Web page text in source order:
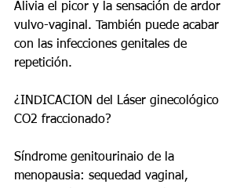
Alivia el picor y la sensación de ardor
vulvo-vaginal. También puede acabar
con las infecciones genitales de
repetición.
¿INDICACION del Láser ginecológico
CO2 fraccionado?
Síndrome genitourinaio de la
menopausia: sequedad vaginal,